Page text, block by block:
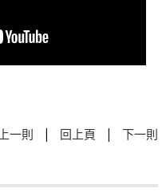
上一則 | 回上頁 | 下一則